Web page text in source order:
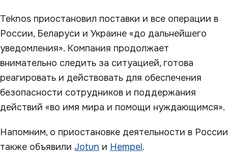
Teknos приостановил поставки и все операции в
России, Беларуси и Украине «до дальнейшего
уведомления». Компания продолжает
внимательно следить за ситуацией, готова
реагировать и действовать для обеспечения
безопасности сотрудников и поддержания
действий «во имя мира и помощи нуждающимся».
Напомним, о приостановке деятельности в России
также объявили Jotun и Hempel.